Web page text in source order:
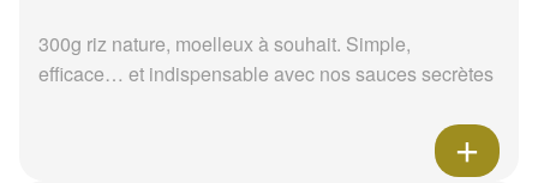
300g riz nature, moelleux à souhait. Simple,
efficace… et indispensable avec nos sauces secrètes